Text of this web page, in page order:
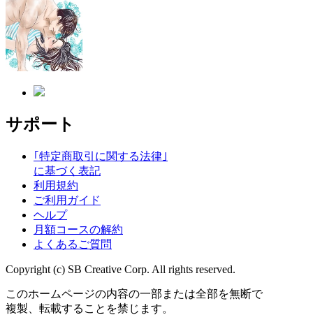
サポート
｢特定商取引に関する法律｣
に基づく表記
利用規約
ご利用ガイド
ヘルプ
月額コースの解約
よくあるご質問
Copyright (c) SB Creative Corp. All rights reserved.
このホームページの内容の一部または全部を無断で
複製、転載することを禁じます。